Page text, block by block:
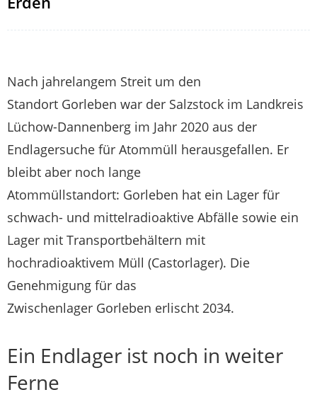
Nach jahrelangem Streit um den
Standort Gorleben war der Salzstock im Landkreis
Lüchow-Dannenberg im Jahr 2020 aus der
Endlagersuche für Atommüll herausgefallen. Er
bleibt aber noch lange
Atommüllstandort: Gorleben hat ein Lager für
schwach- und mittelradioaktive Abfälle sowie ein
Lager mit Transportbehältern mit
hochradioaktivem Müll (Castorlager). Die
Genehmigung für das
Zwischenlager Gorleben erlischt 2034.
Ein Endlager ist noch in weiter
Ferne